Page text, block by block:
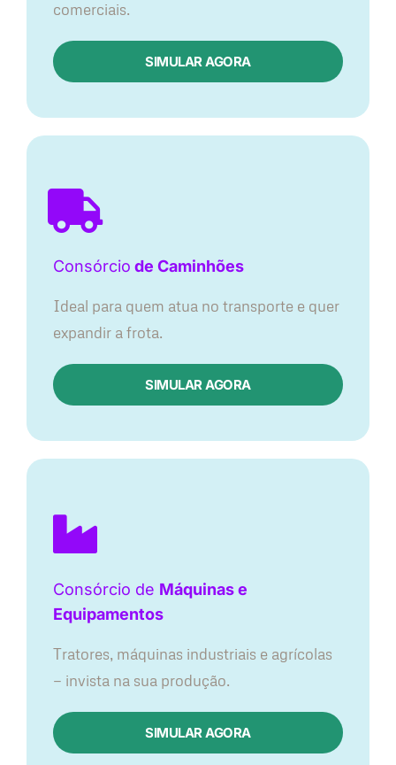
comerciais.
SIMULAR AGORA
Consórcio de Caminhões
Ideal para quem atua no transporte e quer
expandir a frota.
SIMULAR AGORA
Consórcio de Máquinas e
Equipamentos
Tratores, máquinas industriais e agrícolas
— invista na sua produção.
SIMULAR AGORA